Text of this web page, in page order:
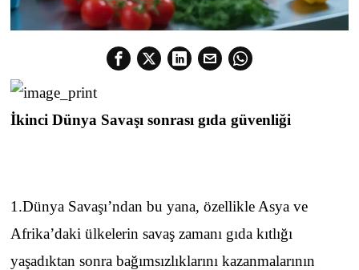
İkinci Dünya Savaşı sonrası gıda güvenliği
1.Dünya Savaşı’ndan bu yana, özellikle Asya ve
Afrika’daki ülkelerin savaş zamanı gıda kıtlığı
yaşadıktan sonra bağımsızlıklarını kazanmalarının